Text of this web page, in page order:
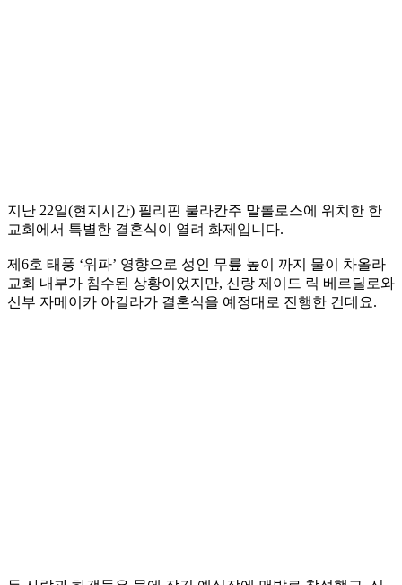
지난 22일(현지시간) 필리핀 불라칸주 말롤로스에 위치한 한
교회에서 특별한 결혼식이 열려 화제입니다.
제6호 태풍 ‘위파’ 영향으로 성인 무릎 높이 까지 물이 차올라
교회 내부가 침수된 상황이었지만, 신랑 제이드 릭 베르딜로와
신부 자메이카 아길라가 결혼식을 예정대로 진행한 건데요.